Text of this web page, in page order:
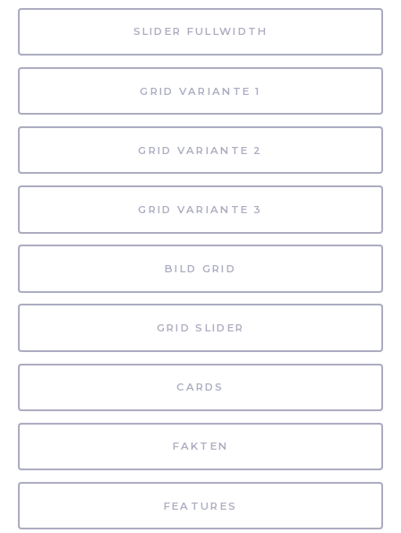
SLIDER FULLWIDTH
GRID VARIANTE 1
GRID VARIANTE 2
GRID VARIANTE 3
BILD GRID
GRID SLIDER
CARDS
FAKTEN
FEATURES